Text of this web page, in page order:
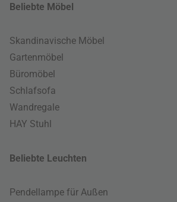
Beliebte Möbel
Skandinavische Möbel
Gartenmöbel
Büromöbel
Schlafsofa
Wandregale
HAY Stuhl
Beliebte Leuchten
Pendellampe für Außen